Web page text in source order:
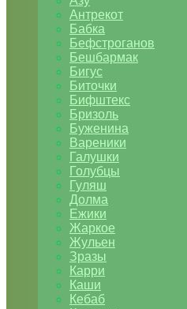
Антрекот
Бабка
Бефстроганов
Бешбармак
Бигус
Биточки
Бифштекс
Бризоль
Буженина
Вареники
Галушки
Голубцы
Гуляш
Долма
Ежики
Жаркое
Жульен
Зразы
Карри
Каши
Кебаб